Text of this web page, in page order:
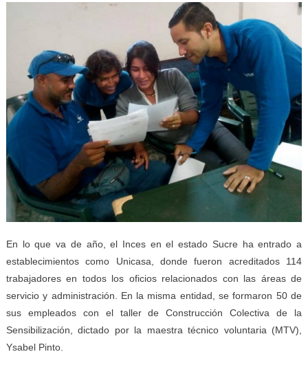
En lo que va de año, el Inces en el estado Sucre ha entrado a
establecimientos como Unicasa, donde fueron acreditados 114
trabajadores en todos los oficios relacionados con las áreas de
servicio y administración. En la misma entidad, se formaron 50 de
sus empleados con el taller de Construcción Colectiva de la
Sensibilización, dictado por la maestra técnico voluntaria (MTV),
Ysabel Pinto.